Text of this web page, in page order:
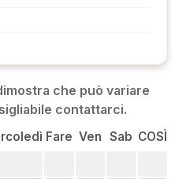
che può variare
contattarci.
Fare Ven Sab COSÌ